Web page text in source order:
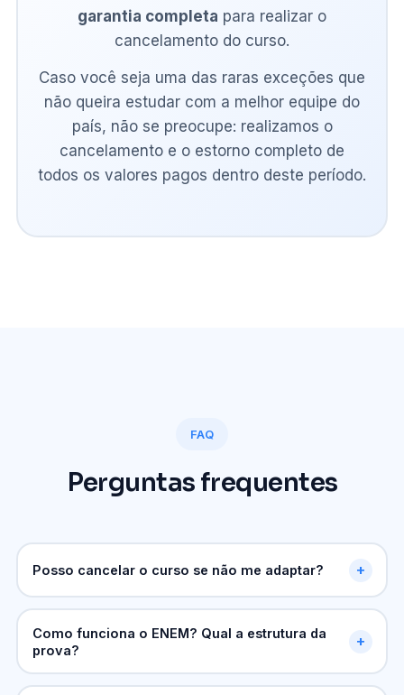
garantia completa para realizar o
cancelamento do curso.
Caso você seja uma das raras exceções que
não queira estudar com a melhor equipe do
país, não se preocupe: realizamos o
cancelamento e o estorno completo de
todos os valores pagos dentro deste período.
FAQ
Perguntas frequentes
Posso cancelar o curso se não me adaptar? +
Sim. Você tem até20 diaspara cancelar sem
qualquer multa. Após esse prazo, o contrato prevê
uma taxa de
conforme descrito em contrato.
Como funciona o ENEM? Qual a estrutura da
prova?
+
OENEM (Exame Nacional do Ensino Médio)é